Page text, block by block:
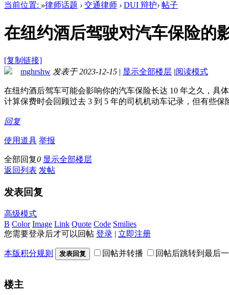
当前位置: »律师话题 › 交通律师 › DUI 辩护› 帖子
在纽约酒后驾驶对汽车保险的
[复制链接]
mghrshw 发表于 2023-12-15 | 显示全部楼层 |阅读模式
在纽约酒后驾车可能会影响你的汽车保险长达 10 年之久，具
计算保费时会回顾过去 3 到 5 年的司机机动车记录，但有些
回复
使用道具 举报
全部回复0 显示全部楼层
返回列表 发帖
发表回复
高级模式
B Color Image Link Quote Code Smilies
您需要登录后才可以回帖 登录 | 立即注册
本版积分规则 发表回复 回帖并转播 回帖后跳转到最后
楼主